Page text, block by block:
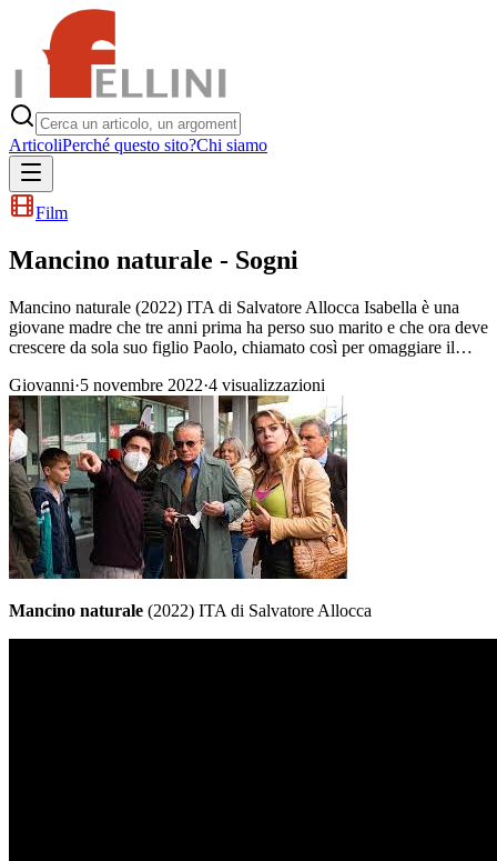
ArticoliPerché questo sito?Chi siamo
Film
Mancino naturale - Sogni
Mancino naturale (2022) ITA di Salvatore Allocca Isabella è una
giovane madre che tre anni prima ha perso suo marito e che ora deve
crescere da sola suo figlio Paolo, chiamato così per omaggiare il…
Giovanni·5 novembre 2022·4 visualizzazioni
Mancino naturale (2022) ITA di Salvatore Allocca